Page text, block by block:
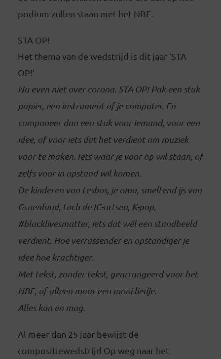
podium zullen staan met het NBE.
STA OP!
Het thema van de wedstrijd is dit jaar ‘STA
OP!’
Nu even niet over corona. STA OP! Pak een stuk
papier, een instrument of je computer. En
componeer dan een stuk voor iemand, voor een
idee, of voor iets dat het verdient om muziek
voor te maken. Iets waar je voor op wil staan, of
zelfs voor in opstand wil komen.
De kinderen van Lesbos, je oma, smeltend ijs van
Groenland, toch de IC-artsen, K-pop,
#blacklivesmatter, iets dat wél een standbeeld
verdient. Hoe verrassender en opstandiger je
idee hoe krachtiger.
Met tekst, zonder tekst, gearrangeerd voor het
NBE, of alleen maar een mooi liedje.
Alles kan en mag.
Al meer dan 25 jaar bewijst de
compositiewedstrijd Op weg naar het